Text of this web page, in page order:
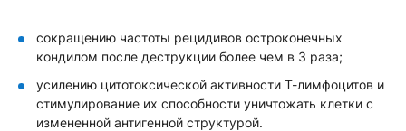
сокращению частоты рецидивов остроконечных
кондилом после деструкции более чем в 3 раза;
усилению цитотоксической активности Т-лимфоцитов и
стимулирование их способности уничтожать клетки с
измененной антигенной структурой.